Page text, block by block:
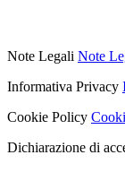
Note Legali Note
Informativa Privacy
Cookie Policy
Dichiarazione di